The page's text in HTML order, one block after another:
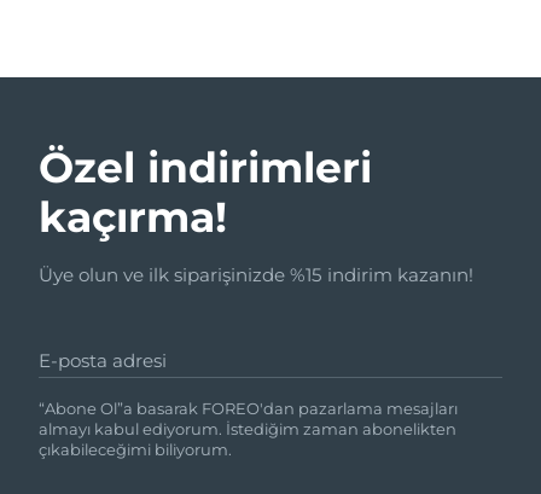
Özel indirimleri
kaçırma!
Üye olun ve ilk siparişinizde %15 indirim kazanın!
E-posta adresi
“Abone Ol”a basarak FOREO'dan pazarlama mesajları
almayı kabul ediyorum. İstediğim zaman abonelikten
çıkabileceğimi biliyorum.